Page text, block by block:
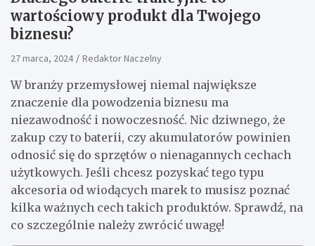
wartościowy produkt dla Twojego
biznesu?
27 marca, 2024 Redaktor Naczelny
W branży przemysłowej niemal największe
znaczenie dla powodzenia biznesu ma
niezawodność i nowoczesność. Nic dziwnego, że
zakup czy to baterii, czy akumulatorów powinien
odnosić się do sprzętów o nienagannych cechach
użytkowych. Jeśli chcesz pozyskać tego typu
akcesoria od wiodących marek to musisz poznać
kilka ważnych cech takich produktów. Sprawdź, na
co szczególnie należy zwrócić uwagę!